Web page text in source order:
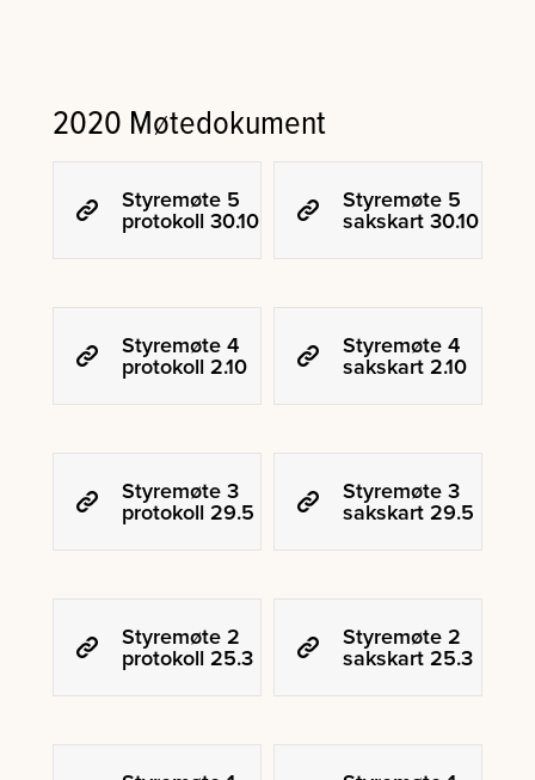
2020 Møtedokument
Styremøte 5
protokoll 30.10
Styremøte 5
sakskart 30.10
Styremøte 4
protokoll 2.10
Styremøte 4
sakskart 2.10
Styremøte 3
protokoll 29.5
Styremøte 3
sakskart 29.5
Styremøte 2
protokoll 25.3
Styremøte 2
sakskart 25.3